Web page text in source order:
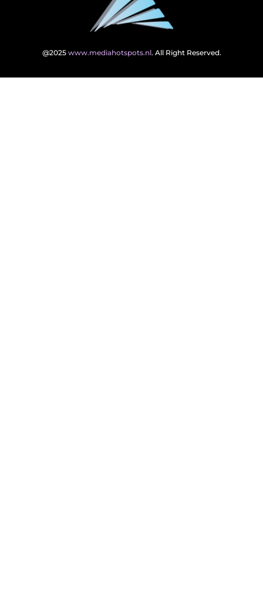
@2025 www.mediahotspots.nl. All Right Reserved.